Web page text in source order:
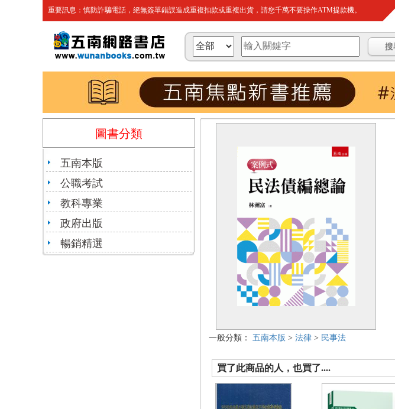
重要訊息：慎防詐騙電話，絕無簽單錯誤造成重複扣款或重複出貨，請您千萬不要操作ATM提款機。
圖書分類
五南本版
公職考試
教科專業
政府出版
暢銷精選
一般分類： 五南本版 > 法律 > 民事法
買了此商品的人，也買了....